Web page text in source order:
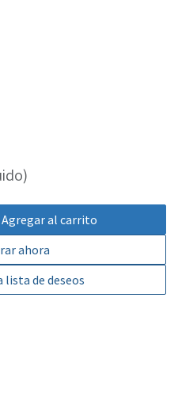
Agregar al carrito
ahora
lista de deseos